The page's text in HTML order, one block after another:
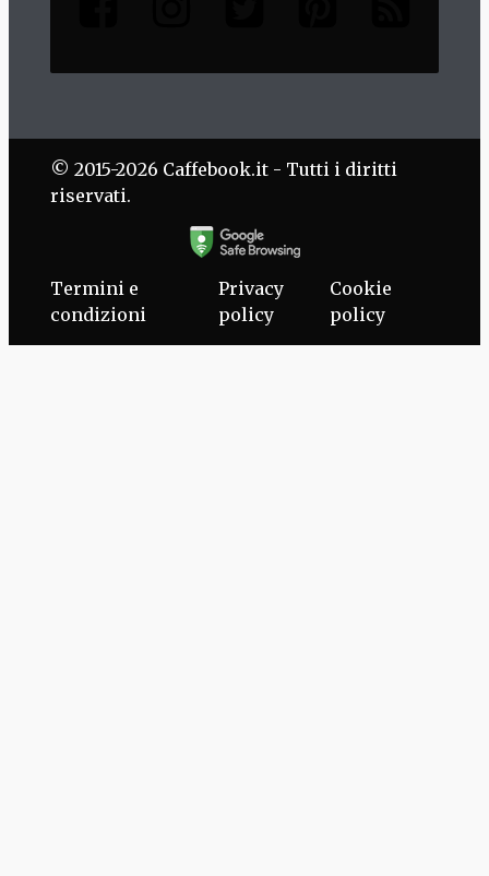
© 2015-2026 Caffebook.it - Tutti i diritti
riservati.
Termini e
condizioni
Privacy
policy
Cookie
policy